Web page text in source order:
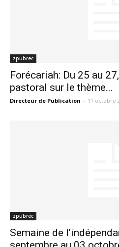
zpubrec
Forécariah: Du 25 au
pastoral sur le thème...
Directeur de Publication - 11 octobre
zpubrec
Semaine de